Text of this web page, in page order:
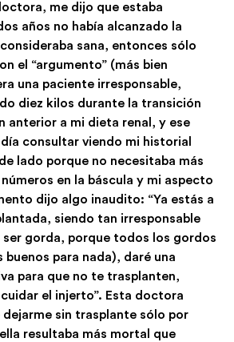
me dijo que estaba
años no había alcanzado la
sana, entonces sólo
el “argumento” (más bien
una paciente irresponsable,
diez kilos durante la transición
anterior a mi dieta renal, y ese
consultar viendo mi historial
lado porque no necesitaba más
en la báscula y mi aspecto
dijo algo inaudito: “Ya estás a
siendo tan irresponsable
ser gorda, porque todos los gordos
buenos para nada), daré una
para que no te trasplanten,
el injerto”. Esta doctora
sin trasplante sólo por
resultaba más mortal que